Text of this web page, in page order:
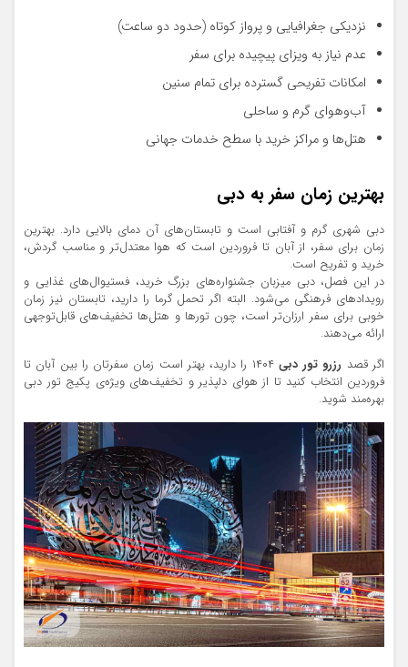
نزدیکی جغرافیایی و پرواز کوتاه (حدود دو ساعت)
عدم نیاز به ویزای پیچیده برای سفر
امکانات تفریحی گسترده برای تمام سنین
آب‌وهوای گرم و ساحلی
هتل‌ها و مراکز خرید با سطح خدمات جهانی
بهترین زمان سفر به دبی
دبی شهری گرم و آفتابی است و تابستان‌های آن دمای بالایی دارد. بهترین
زمان برای سفر، از آبان تا فروردین است که هوا معتدل‌تر و مناسب گردش،
خرید و تفریح است.
در این فصل، دبی میزبان جشنواره‌های بزرگ خرید، فستیوال‌های غذایی و
رویدادهای فرهنگی می‌شود. البته اگر تحمل گرما را دارید، تابستان نیز زمان
خوبی برای سفر ارزان‌تر است، چون تورها و هتل‌ها تخفیف‌های قابل‌توجهی
ارائه می‌دهند.
اگر قصد رزرو تور دبی
۱۴۰۴ را دارید، بهتر است زمان سفرتان را بین آبان تا
فروردین انتخاب کنید تا از هوای دلپذیر و تخفیف‌های ویژه‌ی پکیج تور دبی
بهره‌مند شوید.